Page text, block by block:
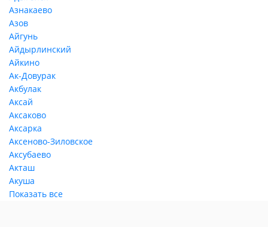
Азнакаево
Азов
Айгунь
Айдырлинский
Айкино
Ак-Довурак
Акбулак
Аксай
Аксаково
Аксарка
Аксеново-Зиловское
Аксубаево
Акташ
Акуша
Показать все